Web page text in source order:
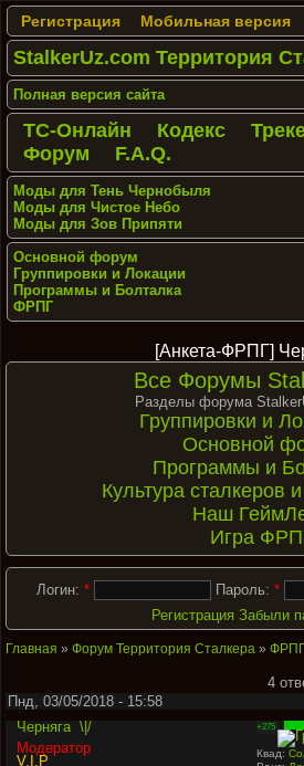
Регистрация Мобильная версия
StalkerUz.com Территория
Полная версия сайта
ТС-Онлайн Кодекс
Форум
F.A.Q.
Моды для Тень Чернобыля
Моды для Чистое Небо
Моды для Зов Припяти
Основной форум
Группировки и Локации
Программы и Болталка
ФРПГ
[Анкета-ФРПГ]
Все Форумы
Разделы форума
Группировки и
Основной
Программы и
Культура сталкеров
Наш
Игра
Логин: * Пароль: *
Регистрация Забыли
Главная » Форум Территория Сталкера »
4
Пнд, 03/05/2018 - 15:58
Черняга \|/
Модератор
V.I.P
+275
Квад: